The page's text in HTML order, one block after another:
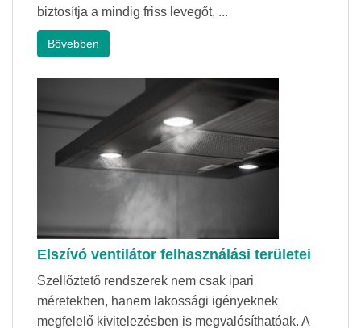
biztosítja a mindig friss levegőt, ...
Bővebben
Elszívó ventilátor felhasználási területei
Szellőztető rendszerek nem csak ipari
méretekben, hanem lakossági igényeknek
megfelelő kivitelezésben is megvalósíthatóak. A